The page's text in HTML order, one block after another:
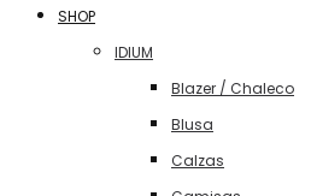
SHOP
IDIUM
Blazer / Chaleco
Blusa
Calzas